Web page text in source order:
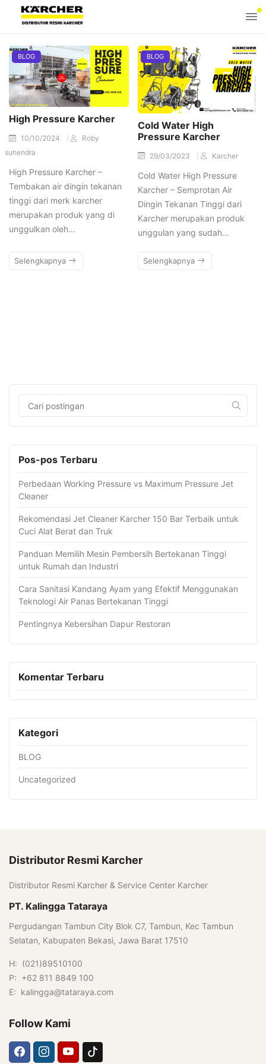
BLOG
High Pressure Karcher
10/10/2024
Roby
suhendra
High Pressure Karcher –
Tembakan air dingin tekanan
tinggi dari merk karcher
merupakan produk yang di
unggulkan oleh…
Selengkapnya
BLOG
Cold Water High
Pressure Karcher
29/03/2023 Karcher
Cold Water High Pressure
Karcher – Semprotan Air
Dingin Tekanan Tinggi dari
Karcher merupakan produk
unggulan yang sudah…
Selengkapnya
Pos-pos Terbaru
Perbedaan Working Pressure vs Maximum Pressure Jet
Cleaner
Rekomendasi Jet Cleaner Karcher 150 Bar Terbaik untuk
Cuci Alat Berat dan Truk
Panduan Memilih Mesin Pembersih Bertekanan Tinggi
untuk Rumah dan Industri
Cara Sanitasi Kandang Ayam yang Efektif Menggunakan
Teknologi Air Panas Bertekanan Tinggi
Pentingnya Kebersihan Dapur Restoran
Komentar Terbaru
Kategori
BLOG
Uncategorized
Distributor Resmi Karcher
Distributor Resmi Karcher & Service Center Karcher
PT. Kalingga Tataraya
Pergudangan Tambun City Blok C7, Tambun, Kec Tambun
Selatan, Kabupaten Bekasi, Jawa Barat 17510
H: (021)89510100
P: +62 811 8849 100
E: kalingga@tataraya.com
Follow Kami